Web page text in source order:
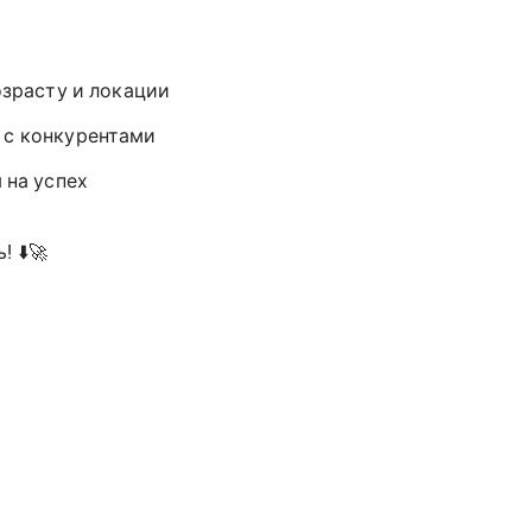
и локации
конкурентами
успех
⬇️🚀